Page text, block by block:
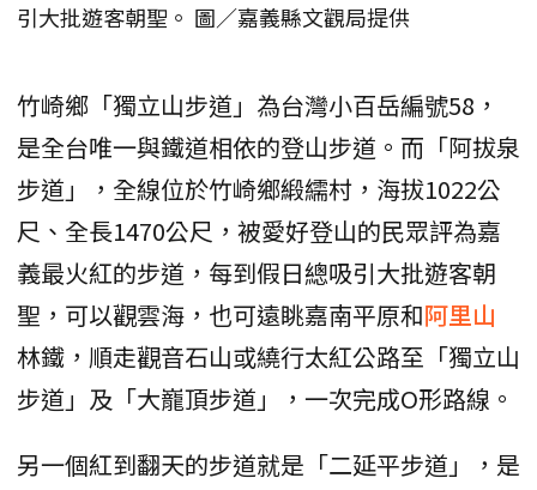
引大批遊客朝聖。 圖／嘉義縣文觀局提供
竹崎鄉「獨立山步道」為台灣小百岳編號58，
是全台唯一與鐵道相依的登山步道。而「阿拔泉
步道」，全線位於竹崎鄉緞繻村，海拔1022公
尺、全長1470公尺，被愛好登山的民眾評為嘉
義最火紅的步道，每到假日總吸引大批遊客朝
聖，可以觀雲海，也可遠眺嘉南平原和阿里山
林鐵，順走觀音石山或繞行太紅公路至「獨立山
步道」及「大巃頂步道」，一次完成O形路線。
另一個紅到翻天的步道就是「二延平步道」，是